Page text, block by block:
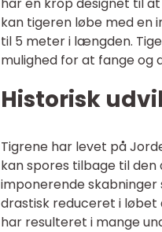
kan tigeren løbe med en
til 5 meter i længden.
mulighed for at fange
Historisk
Tigrene har levet på
kan spores tilbage til
imponerende
drastisk reduceret i løbet
har resulteret i mange